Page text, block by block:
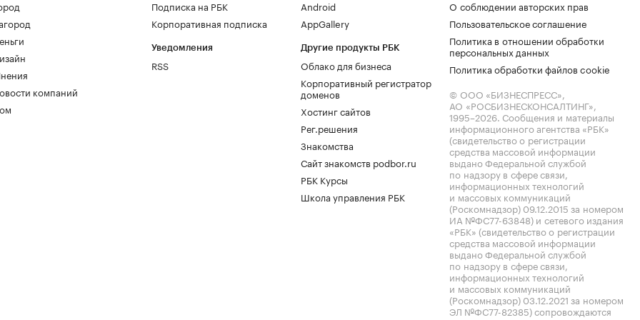
компаний
Подписка на РБК
Корпоративная подписка
Уведомления
RSS
Android
AppGallery
Другие продукты РБК
Облако для бизнеса
Корпоративный регистратор
доменов
Хостинг сайтов
Рег.решения
Знакомства
Сайт знакомств podbor.ru
РБК Курсы
Школа управления РБК
О соблюдении авторских прав
Пользовательское соглашение
Политика в отношении обработки
персональных данных
Политика обработки файлов cookie
© ООО «БИЗНЕСПРЕСС»,
АО «РОСБИЗНЕСКОНСАЛТИНГ»,
1995–2026. Сообщения и материалы
информационного агентства «РБК»
(свидетельство о регистрации
средства массовой информации
выдано Федеральной службой
по надзору в сфере связи,
информационных технологий
и массовых коммуникаций
(Роскомнадзор) 09.12.2015 за номером
ИА №ФС77-63848) и сетевого издания
«РБК» (свидетельство о регистрации
средства массовой информации
выдано Федеральной службой
по надзору в сфере связи,
информационных технологий
и массовых коммуникаций
(Роскомнадзор) 03.12.2021 за номером
ЭЛ №ФС77-82385) сопровождаются